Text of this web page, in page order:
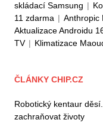
skládací Samsung |
11 zdarma | Anthropic
Aktualizace Androidu
TV | Klimatizace
ČLÁNKY CHIP.CZ
Robotický kentaur
zachraňovat životy